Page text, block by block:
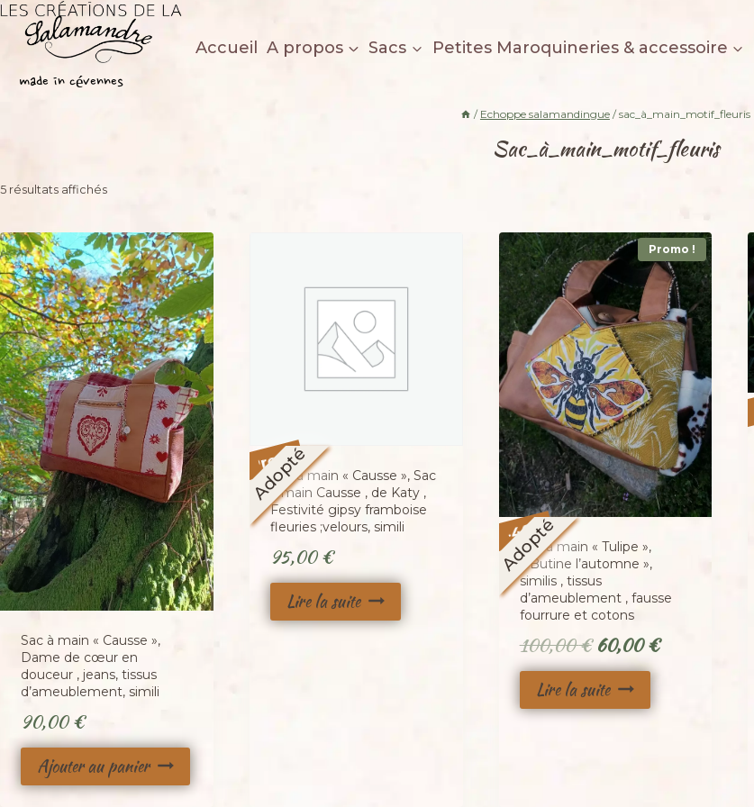
Aller
contenu
Les créations de la salamandre
made in cévennes
Accueil A propos Sacs Petites Maroquineries & accessoire
/ Echoppe salamandingue / sac_à_main_motif_fleuris
Sac_à_main_motif_fleuris
5 résultats affichésTrié
plus
récent
au
plus
ancien
Sac à main « Causse »,
Dame de cœur en
douceur , jeans, tissus
d’ameublement, simili
90,00€
Ajouter au panier
Promo !
Adopté
Sac à main « Causse », Sac
à main Causse , de Katy ,
Festivité gipsy framboise
fleuries ;velours, simili
95,00€
Lire la suite
Promo !
-
40%
Adopté
Sac à main « Tulipe »,
« Butine l’automne »,
similis , tissus
d’ameublement , fausse
fourrure et cotons
100,00€ Le
prix
initial
était :
60,00€Le
Lire la suite